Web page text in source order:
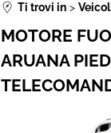
Ti trovi in
MOTORE
ARUANA